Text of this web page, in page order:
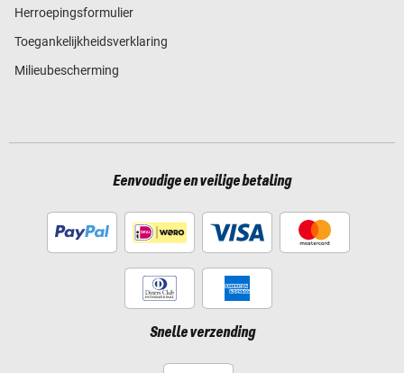
Herroepingsformulier
Toegankelijkheidsverklaring
Milieubescherming
Eenvoudige en veilige betaling
Snelle verzending